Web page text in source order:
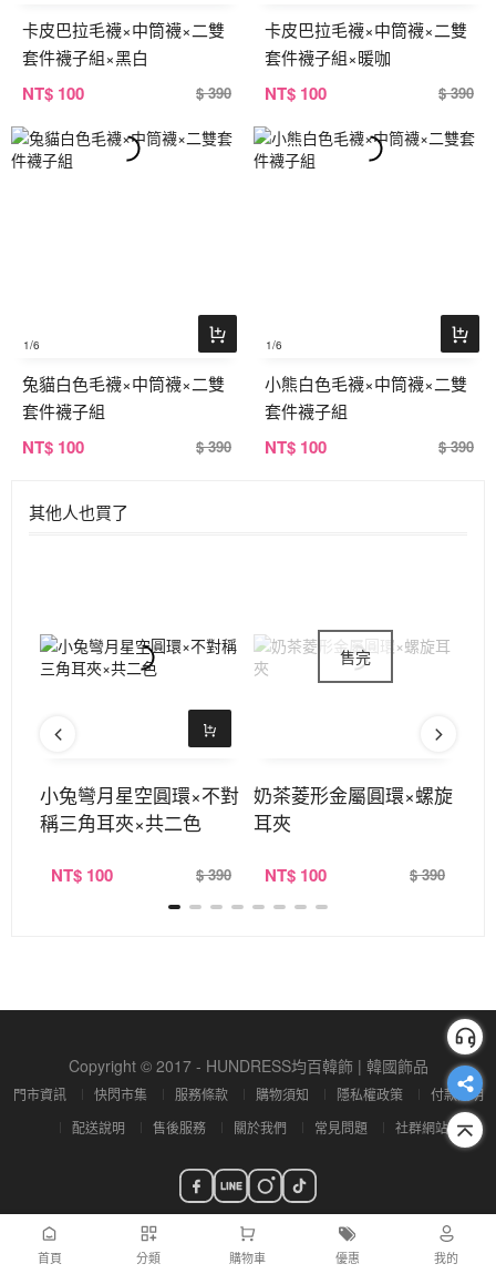
卡皮巴拉毛襪×中筒襪×二雙
套件襪子組×黑白
NT$ 100 $ 390
卡皮巴拉毛襪×中筒襪×二雙
套件襪子組×暖咖
NT$ 100 $ 390
1/6
兔貓白色毛襪×中筒襪×二雙
套件襪子組
NT$ 100 $ 390
1/6
小熊白色毛襪×中筒襪×二雙
套件襪子組
NT$ 100 $ 390
其他人也買了
小兔彎月星空圓環×不對
稱三角耳夾×共二色
NT$ 100 $ 390
奶茶菱形金屬圓環×螺旋
耳夾
NT$ 100 $ 390
首頁 分類 購物車 優惠 我的
Copyright © 2017 - HUNDRESS均百韓飾 | 韓國飾品
門市資訊 快閃市集 服務條款 購物須知 隱私權政策
付款說明
配送說明
售後服務 關於我們 常見問題 社群網站